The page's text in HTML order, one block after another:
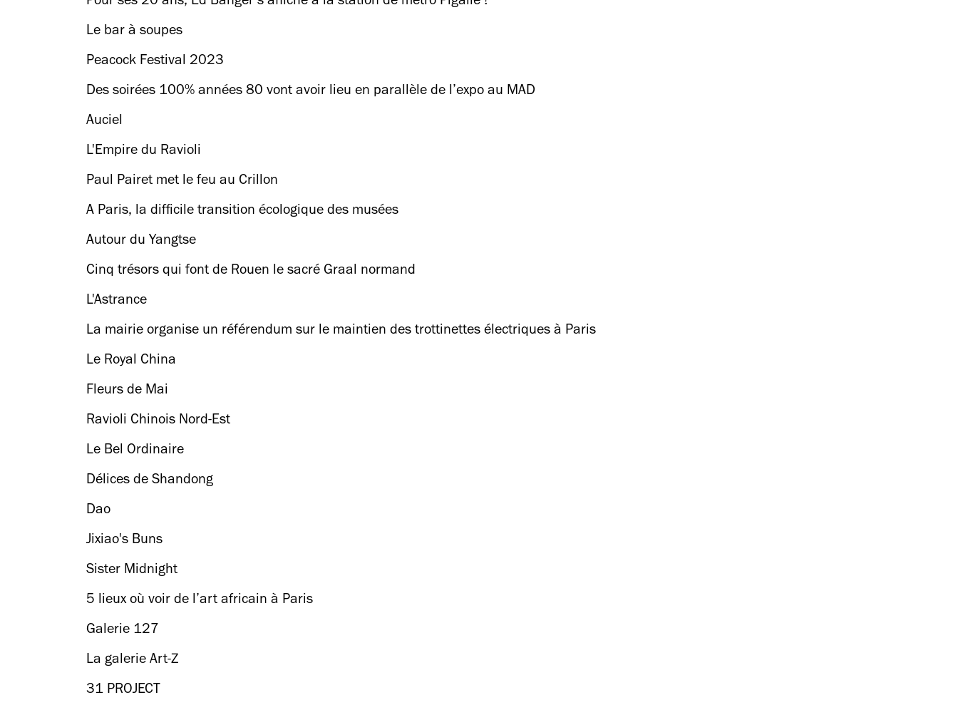
Le bar à soupes
Peacock Festival 2023
Des soirées 100% années 80 vont avoir lieu en parallèle de l’expo au MAD
Auciel
L'Empire du Ravioli
Paul Pairet met le feu au Crillon
A Paris, la difficile transition écologique des musées
Autour du Yangtse
Cinq trésors qui font de Rouen le sacré Graal normand
L'Astrance
La mairie organise un référendum sur le maintien des trottinettes électriques à Paris
Le Royal China
Fleurs de Mai
Ravioli Chinois Nord-Est
Le Bel Ordinaire
Délices de Shandong
Dao
Jixiao's Buns
Sister Midnight
5 lieux où voir de l’art africain à Paris
Galerie 127
La galerie Art-Z
31 PROJECT